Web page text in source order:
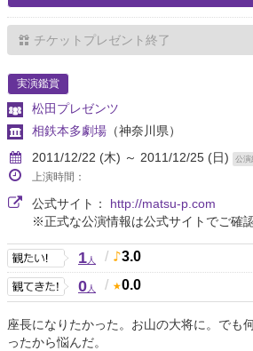
チケットプレゼント終了
実演鑑賞
松田プレゼンツ
相鉄本多劇場 （神奈川県）
2011/12/22 (木) ～ 2011/12/25 (日)
公演
上演時間：
公式サイト： http://matsu-p.com
※正式な公演情報は公式サイトでご確認
1人 / 3.0
0人 / 0.0
座長になりたかった。お山の大将に。でも
ったから悩んだ。